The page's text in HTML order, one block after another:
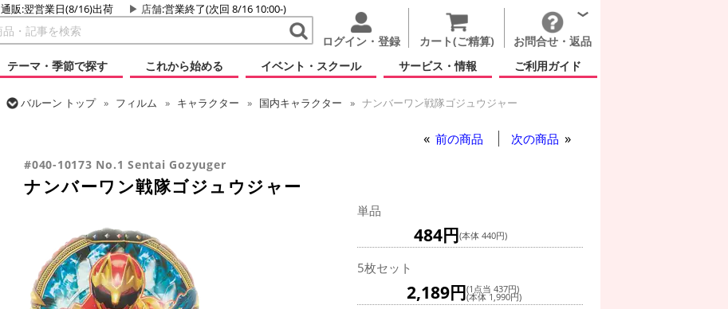
通販:翌営業日(8/16)出荷 店舗:営業終了(次回 8/16 10:00-)
ログイン・登録 カート(ご精算)
お問合せ・返品
テーマ・季節で探す
これから始める イベント・スクール サービス・情報 ご利用ガイド
バルーン トップ フィルム キャラクター 国内キャラクター
ナンバーワン戦隊ゴジュウジャー
前の商品 次の商品
#040-10173 No.1 Sentai Gozyuger
ナンバーワン戦隊ゴジュウジャー
単品
484円(本体 440円)
5枚セット
2,189円(1点当 437円)
(本体 1,990円)